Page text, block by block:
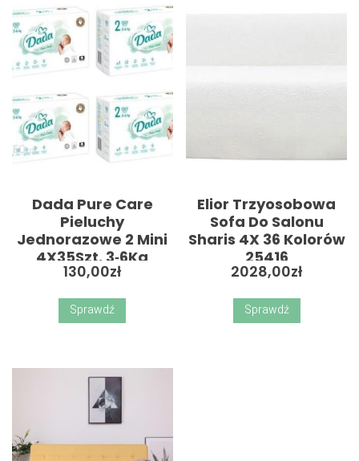
Dada Pure Care
Pieluchy
Jednorazowe 2 Mini
4X35Szt. 3‑6Kg
130,00zł
Sprawdź
Elior Trzyosobowa
Sofa Do Salonu
Sharis 4X 36 Kolorów
25416
2028,00zł
Sprawdź